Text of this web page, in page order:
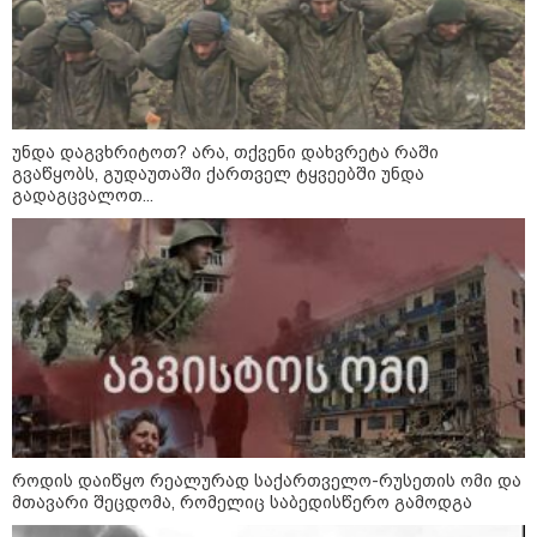
„ფასები 2-3 წელში გაორმაგდება“
- ლოკაციები თბილისის
შემოგარენში, სადაც შესაძლოა,
მიწები გაძვირდეს
უნდა დაგვხრიტოთ? არა, თქვენი დახვრეტა რაში
გვაწყობს, გუდაუთაში ქართველ ტყვეებში უნდა
გადაგცვალოთ...
როდის დაიწყო რეალურად საქართველო-რუსეთის ომი და
მთავარი შეცდომა, რომელიც საბედისწერო გამოდგა